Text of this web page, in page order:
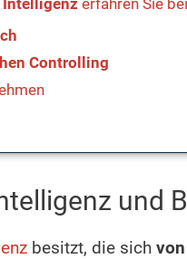
erfahren Sie
Controlling
und
besitzt, die sich